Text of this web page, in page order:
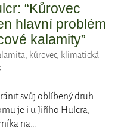
“Kůrovec
hlavní problém
kalamity”
, kůrovec, klimatická
svůj oblíbený druh.
je i u Jiřího Hulcra,
na…